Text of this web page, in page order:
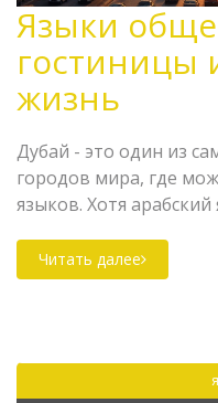
Языки
гостиницы
жизнь
Дубай - это один из
городов мира, где
языков. Хотя
используется
какие языки
этого уникального
рекомендации
Читать далее